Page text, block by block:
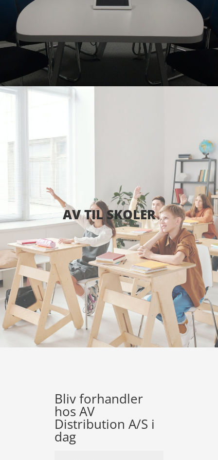
AV TIL SKOLER
Bliv forhandler
hos AV
Distribution A/S i
dag